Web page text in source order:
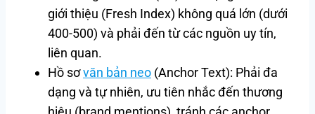
giới thiệu (Fresh Index) không quá lớn (dưới
400-500) và phải đến từ các nguồn uy tín,
liên quan.
Hồ sơvăn bản neo (Anchor Text): Phải đa
dạng và tự nhiên, ưu tiên nhắc đến thương